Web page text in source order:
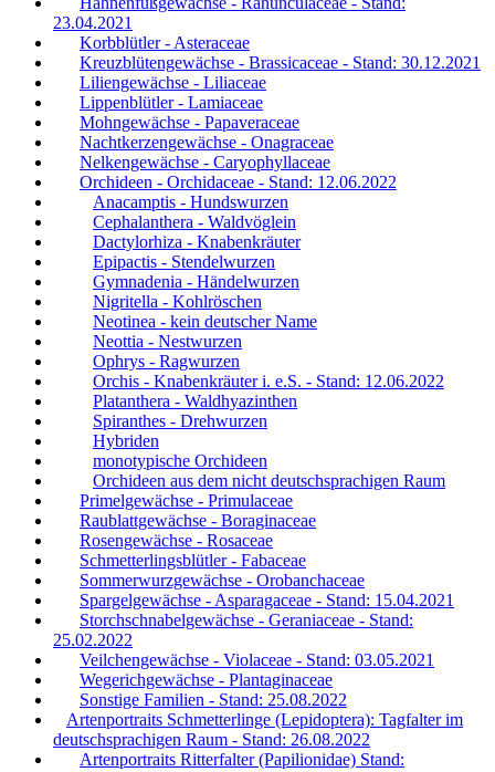
23.04.2021
Korbblütler - Asteraceae
Kreuzblütengewächse - Brassicaceae - Stand: 30.12.2021
Liliengewächse - Liliaceae
Lippenblütler - Lamiaceae
Mohngewächse - Papaveraceae
Nachtkerzengewächse - Onagraceae
Nelkengewächse - Caryophyllaceae
Orchideen - Orchidaceae - Stand: 12.06.2022
Anacamptis - Hundswurzen
Cephalanthera - Waldvöglein
Dactylorhiza - Knabenkräuter
Epipactis - Stendelwurzen
Gymnadenia - Händelwurzen
Nigritella - Kohlröschen
Neotinea - kein deutscher Name
Neottia - Nestwurzen
Ophrys - Ragwurzen
Orchis - Knabenkräuter i. e.S. - Stand: 12.06.2022
Platanthera - Waldhyazinthen
Spiranthes - Drehwurzen
Hybriden
monotypische Orchideen
Orchideen aus dem nicht deutschsprachigen Raum
Primelgewächse - Primulaceae
Raublattgewächse - Boraginaceae
Rosengewächse - Rosaceae
Schmetterlingsblütler - Fabaceae
Sommerwurzgewächse - Orobanchaceae
Spargelgewächse - Asparagaceae - Stand: 15.04.2021
Storchschnabelgewächse - Geraniaceae - Stand:
25.02.2022
Veilchengewächse - Violaceae - Stand: 03.05.2021
Wegerichgewächse - Plantaginaceae
Sonstige Familien - Stand: 25.08.2022
Artenportraits Schmetterlinge (Lepidoptera): Tagfalter im
deutschsprachigen Raum - Stand: 26.08.2022
Artenportraits Ritterfalter (Papilionidae) Stand: